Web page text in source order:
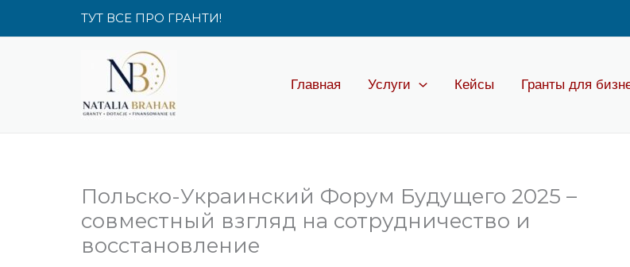
ТУТ ВСЕ ПРО ГРАНТИ!
Главная Услуги Кейсы Гранты для
Польско-Украинский Форум Будущего 2025 –
совместный взгляд на сотрудничество и
восстановление